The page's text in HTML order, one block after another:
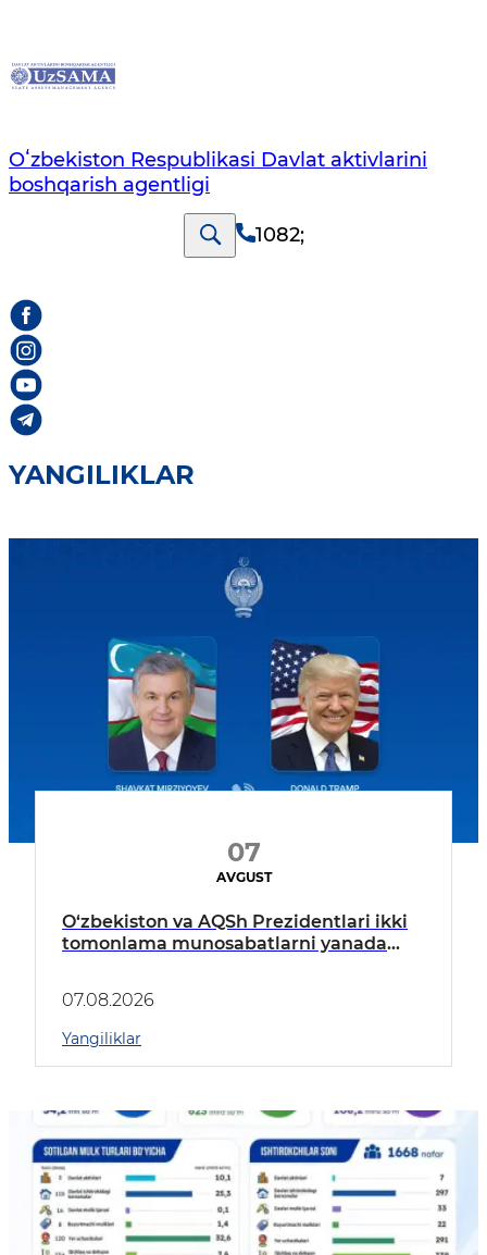
Oʻzbekiston Respublikasi Davlat aktivlarini
boshqarish agentligi
1082;
YANGILIKLAR
07
AVGUST
O‘zbekiston va AQSh Prezidentlari ikki
tomonlama munosabatlarni yanada
07.08.2026
Yangiliklar